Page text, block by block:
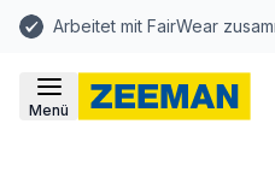
Arbeitet mit FairWear
Menü